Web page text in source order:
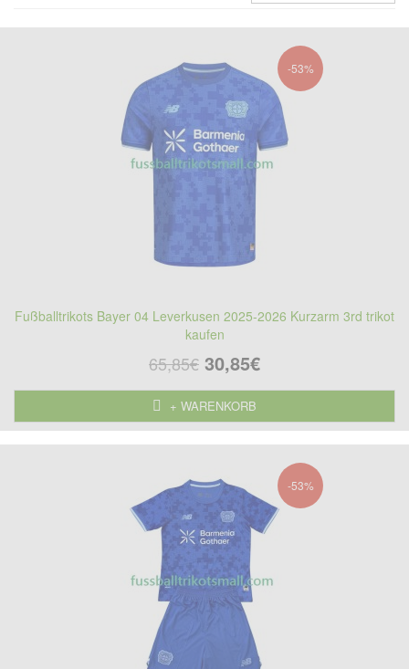
-53%
Fußballtrikots Bayer 04 Leverkusen 2025-2026 Kurzarm 3rd trikot
kaufen
65,85€ 30,85€
+ WARENKORB
-53%